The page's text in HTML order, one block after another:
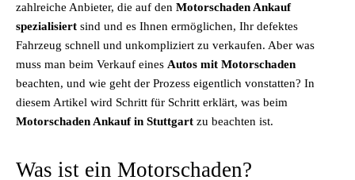
zahlreiche Anbieter, die auf den Motorschaden Ankauf
spezialisiert sind und es Ihnen ermöglichen, Ihr defektes
Fahrzeug schnell und unkompliziert zu verkaufen. Aber was
muss man beim Verkauf eines Autos mit Motorschaden
beachten, und wie geht der Prozess eigentlich vonstatten? In
diesem Artikel wird Schritt für Schritt erklärt, was beim
Motorschaden Ankauf in Stuttgart zu beachten ist.
Was ist ein Motorschaden?